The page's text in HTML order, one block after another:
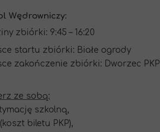
Wędrowniczy:
zbiórki: 9:45 – 16:20
startu zbiórki: Białe ogrody
zakończenie zbiórki: Dworzec PKP
ze sobą:
szkolną,
biletu PKP),